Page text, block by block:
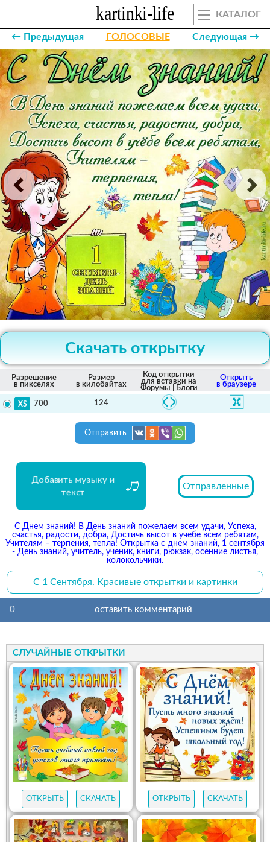
КАТАЛОГ
← Предыдущая ГОЛОСОВЫЕ Следующая →
Скачать открытку
Разрешение
в пикселях
Размер
в килобайтах
Код открытки
для вставки на
Форумы | Блоги
Открыть
в браузере
700 124
Отправить
Добавить музыку и
текст
Отправленные
С Днем знаний! В День знаний пожелаем всем удачи, Успеха,
счастья, радости, добра, Достичь высот в учебе всем ребятам,
Учителям – терпения, тепла! Открытка с днем знаний, 1 сентября
- День знаний, учитель, ученик, книги, рюкзак, осенние листья,
колокольчики.
С 1 Сентября. Красивые открытки и картинки
0 оставить комментарий
СЛУЧАЙНЫЕ ОТКРЫТКИ
ОТКРЫТЬ СКАЧАТЬ ОТКРЫТЬ СКАЧАТЬ